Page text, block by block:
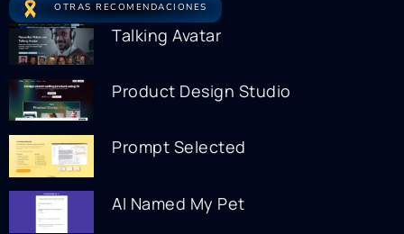
OTRAS RECOMENDACIONES
Talking Avatar
Product Design Studio
Prompt Selected
AI Named My Pet